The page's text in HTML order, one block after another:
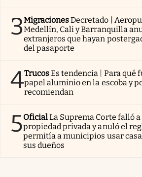
3MigracionesDecretado |
Medellín, Cali y Barranquilla
extranjeros que hayan
del pasaporte
4TrucosEs tendencia | Para qué
papel aluminio en la escoba y
recomiendan
5OficialLa Suprema Corte falló
propiedad privada y anuló el
permitía a municipios usar
sus dueños